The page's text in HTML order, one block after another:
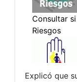
Explicó que